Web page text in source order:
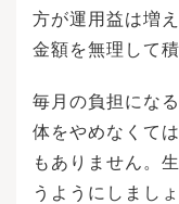
すことができます。こ
作成で具体的にどのよ
設計や将来必要になる
す。現在の収入から将
し、これから起こるラ
出などを時系列に沿っ
フイベントで必要にな
方が運用益は増
金額を無理して
毎月の負担にな
体をやめなくて
もありません。
うようにしましょ